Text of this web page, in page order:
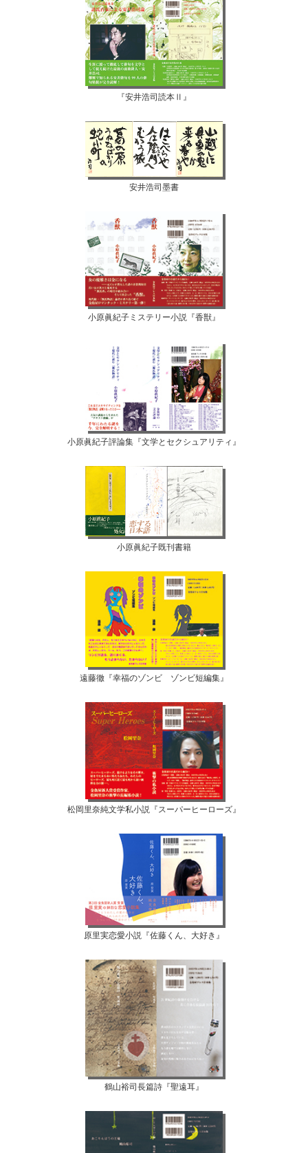
『安井浩司読本Ⅱ』
安井浩司墨書
小原眞紀子ミステリー小説『香獣』
小原眞紀子評論集『文学とセクシュアリティ』
小原眞紀子既刊書籍
遠藤徹『幸福のゾンビ ゾンビ短編集』
松岡里奈純文学私小説『スーパーヒーローズ』
原里実恋愛小説『佐藤くん、大好き』
鶴山裕司長篇詩『聖遠耳』